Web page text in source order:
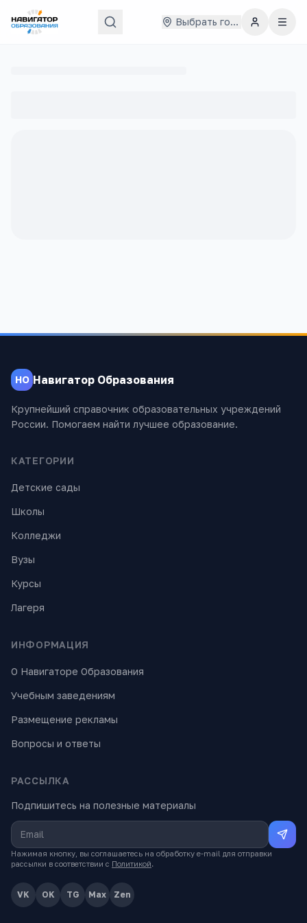
Выбрать город
НО Навигатор Образования
Крупнейший справочник образовательных учреждений
России. Помогаем найти лучшее образование.
КАТЕГОРИИ
Детские сады
Школы
Колледжи
Вузы
Курсы
Лагеря
ИНФОРМАЦИЯ
О Навигаторе Образования
Учебным заведениям
Размещение рекламы
Вопросы и ответы
РАССЫЛКА
Подпишитесь на полезные материалы
Нажимая кнопку, вы соглашаетесь на обработку e-mail для отправки
рассылки в соответствии с Политикой.
VK OK TG Max Zen